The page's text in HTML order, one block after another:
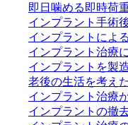
即日噛める即時荷
インプラント手術
インプラントによ
インプラント治療
インプラントを製
老後の生活を考え
インプラント治療
インプラントの撤